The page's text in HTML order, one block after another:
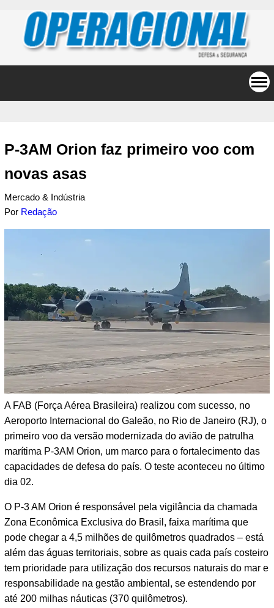
P-3AM Orion faz primeiro voo com
novas asas
Mercado & Indústria
Por Redação
A FAB (Força Aérea Brasileira) realizou com sucesso, no
Aeroporto Internacional do Galeão, no Rio de Janeiro (RJ), o
primeiro voo da versão modernizada do avião de patrulha
marítima P-3AM Orion, um marco para o fortalecimento das
capacidades de defesa do país. O teste aconteceu no último
dia 02.
O P-3 AM Orion é responsável pela vigilância da chamada
Zona Econômica Exclusiva do Brasil, faixa marítima que
pode chegar a 4,5 milhões de quilômetros quadrados – está
além das águas territoriais, sobre as quais cada país costeiro
tem prioridade para utilização dos recursos naturais do mar e
responsabilidade na gestão ambiental, se estendendo por
até 200 milhas náuticas (370 quilômetros).